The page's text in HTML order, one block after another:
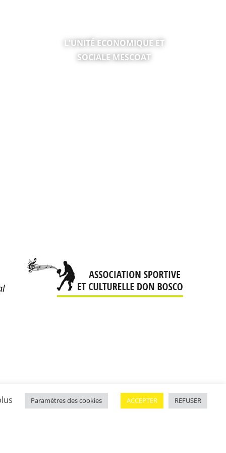
L'UNITÉ ECONOMIQUE ET
SOCIALE MESCOAT
Paramètres des cookies ACCEPTER REFUSER